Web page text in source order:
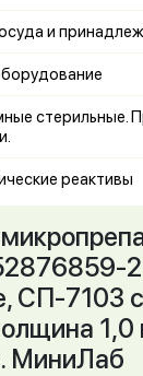
и
стерильные.
реактивы
СП-7103
1,0
МиниЛаб